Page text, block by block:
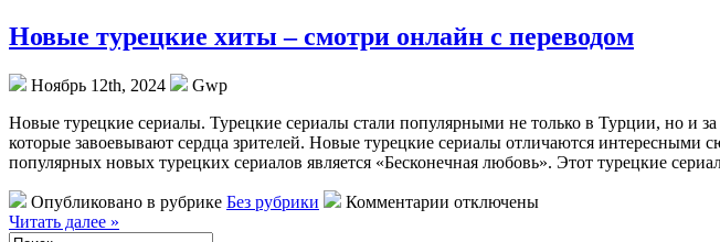
Новые турецкие хиты – смотри онлайн с переводом
Ноябрь 12th, 2024
Gwp
Нoвыe турeцкиe сeриaлы. Турецкие сериалы стали популярными не только в Турции, но и
которые завоевывают сердца зрителей. Новые турецкие сериалы отличаются
популярных новых турецких сериалов является «Бесконечная любовь». Этот турецкие
Опубликовано в рубрике Без рубрики
Комментарии отключены
Читать далее »